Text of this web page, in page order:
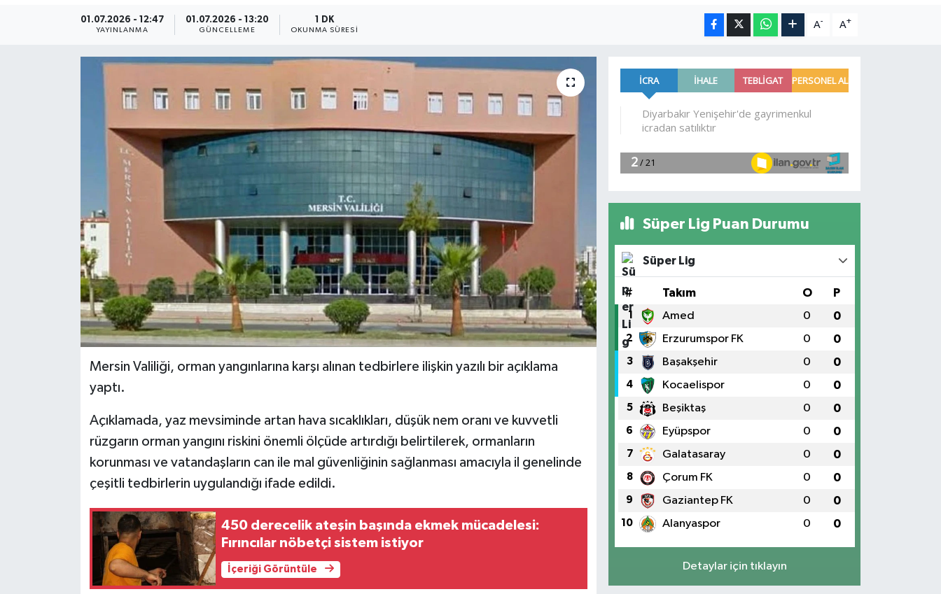
01.07.2026 - 12:47
YAYINLANMA
01.07.2026 - 13:20
GÜNCELLEME
1 DK
OKUNMA SÜRESI
A- A+
Mersin Valiliği, orman yangınlarına karşı alınan tedbirlere ilişkin yazılı bir açıklama
yaptı.
Açıklamada, yaz mevsiminde artan hava sıcaklıkları, düşük nem oranı ve kuvvetli
rüzgarın orman yangını riskini önemli ölçüde artırdığı belirtilerek, ormanların
korunması ve vatandaşların can ile mal güvenliğinin sağlanması amacıyla il genelinde
çeşitli tedbirlerin uygulandığı ifade edildi.
450 derecelik ateşin başında ekmek mücadelesi:
Fırıncılar nöbetçi sistem istiyor
İçeriği Görüntüle
Süper Lig Puan Durumu
Süper Lig
# Takım O P
1 Amed 0 0
2 Erzurumspor FK 0 0
3 Başakşehir 0 0
4 Kocaelispor 0 0
5 Beşiktaş 0 0
6 Eyüpspor 0 0
7 Galatasaray 0 0
8 Çorum FK 0 0
9 Gaziantep FK 0 0
10 Alanyaspor 0 0
Detaylar için tıklayın
Bi̇li̇m & Teknoloji̇